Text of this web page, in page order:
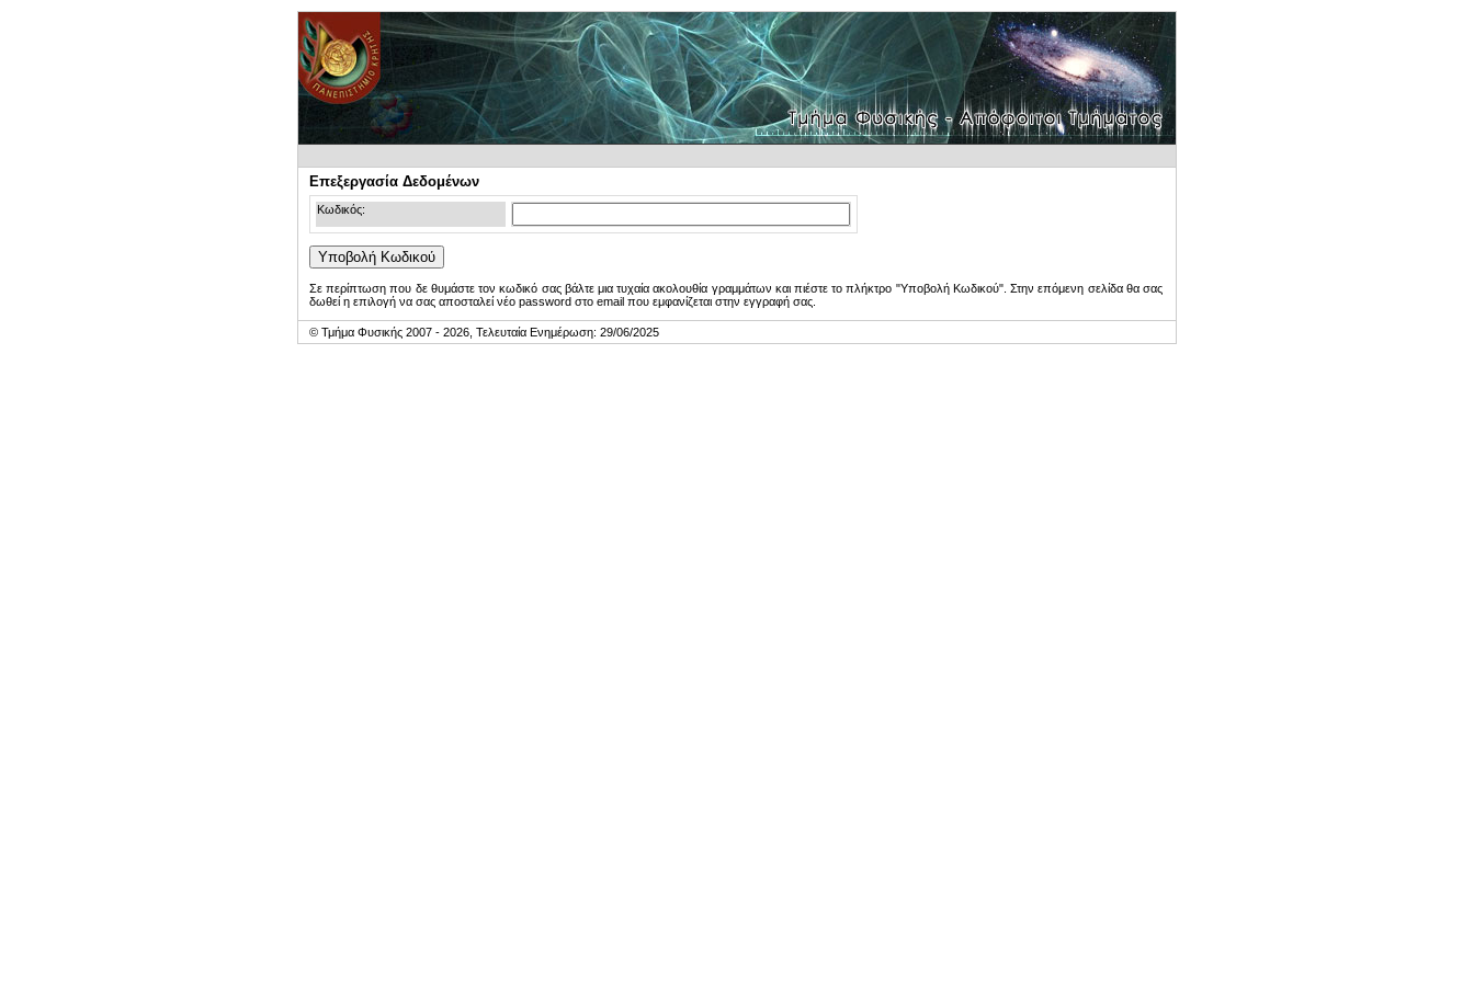
Επεξεργασία Δεδομένων
Κωδικός:
Σε περίπτωση που δε θυμάστε τον κωδικό σας βάλτε μια τυχαία ακολουθία γραμμάτων και πιέστε το πλήκτρο "Υποβολή Κωδικού". Στην επόμενη σελίδα θα σας
δωθεί η επιλογή να σας αποσταλεί νέο password στο email που εμφανίζεται στην εγγραφή σας.
© Τμήμα Φυσικής 2007 - 2026, Τελευταία Ενημέρωση: 29/06/2025